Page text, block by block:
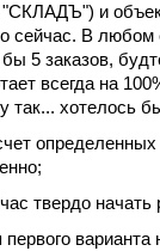
"СКЛАДЪ") и
сейчас. В любом
бы 5 заказов,
всегда на
так... хотелось
твердо
варианта